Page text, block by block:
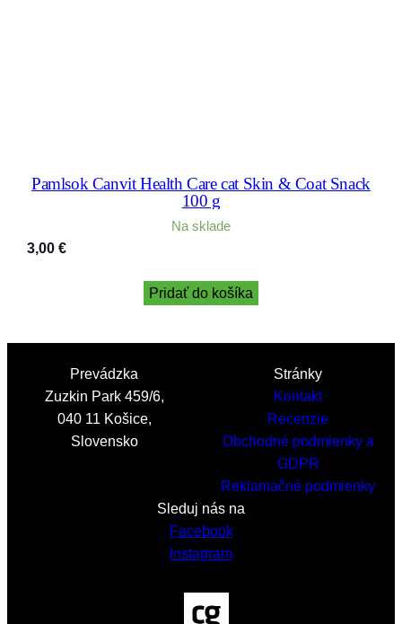
Pamlsok Canvit Health Care cat Skin & Coat Snack
100 g
Na sklade
3,00 €
Pridať do košíka
Prevádzka
Zuzkin Park 459/6,
040 11 Košice,
Slovensko
Stránky
Kontakt
Recenzie
Obchodné podmienky a
GDPR
Reklamačné podmienky
Sleduj nás na
Facebook
Instagram